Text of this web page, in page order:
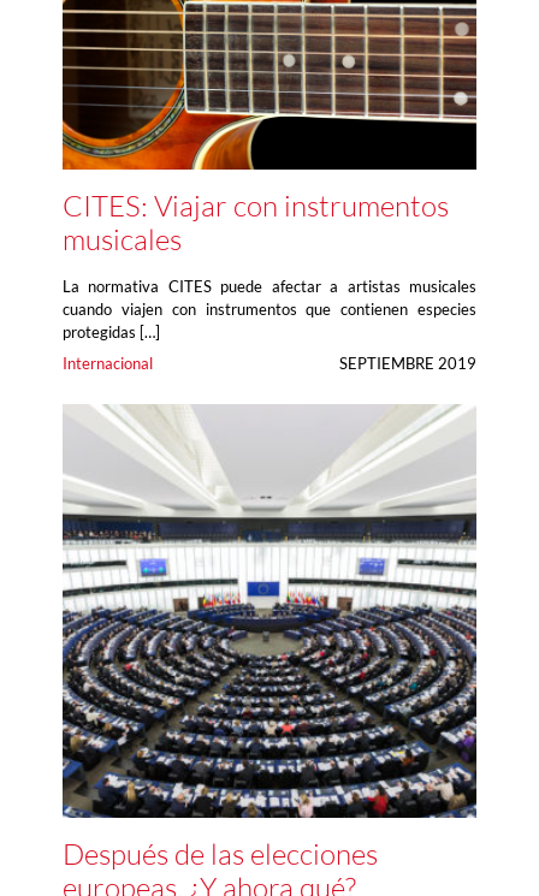
CITES: Viajar con instrumentos
musicales
La normativa CITES puede afectar a artistas musicales
cuando viajen con instrumentos que contienen especies
protegidas […]
Internacional
SEPTIEMBRE 2019
Después de las elecciones
europeas. ¿Y ahora qué?